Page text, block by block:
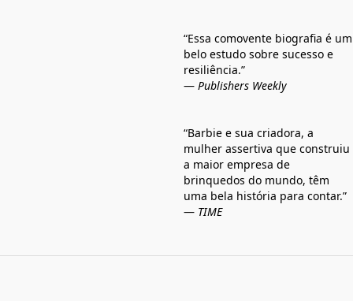
“Essa comovente biografia é um
belo estudo sobre sucesso e
resiliência.”
— Publishers Weekly
“Barbie e sua criadora, a
mulher assertiva que construiu
a maior empresa de
brinquedos do mundo, têm
uma bela história para contar.”
— TIME